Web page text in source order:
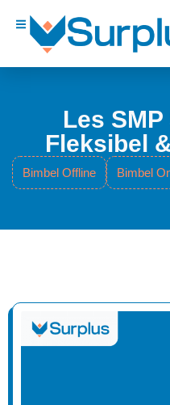
Les
Fleksibel
Bimbel Offline Bimbel